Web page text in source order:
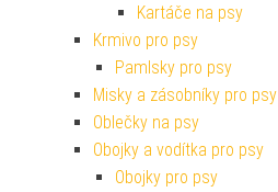
Kartáče na psy
Krmivo pro psy
Pamlsky pro psy
Misky a zásobníky pro psy
Oblečky na psy
Obojky a vodítka pro psy
Obojky pro psy